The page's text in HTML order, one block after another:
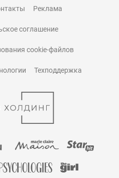
Реклама
соглашение
cookie-файлов
Техподдержка